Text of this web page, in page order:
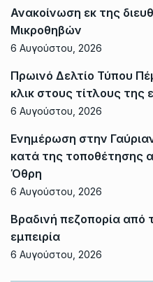
Ανακοίνωση εκ της
Μικροθηβών
6 Αυγούστου, 2026
Πρωινό Δελτίο Τύπου
κλικ στους τίτλους της
6 Αυγούστου, 2026
Ενημέρωση στην
κατά της τοποθέτησης
Όθρη
6 Αυγούστου, 2026
Βραδινή πεζοπορία από
εμπειρία
6 Αυγούστου, 2026